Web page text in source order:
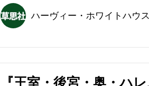
ハーヴィー・ホワイトハウ
『王室・後宮・奥・ハ